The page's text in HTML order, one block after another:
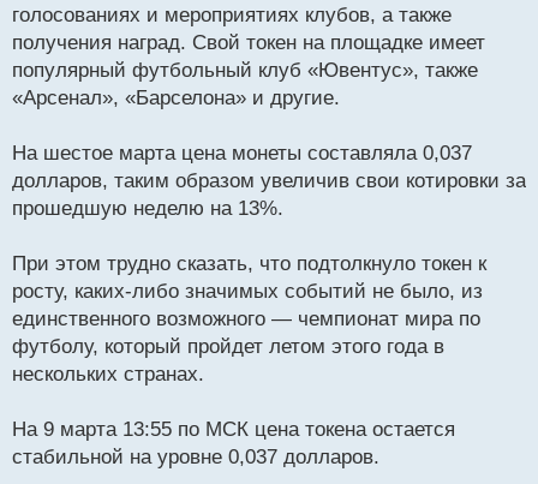
голосованиях и мероприятиях клубов, а также
получения наград. Свой токен на площадке имеет
популярный футбольный клуб «Ювентус», также
«Арсенал», «Барселона» и другие.
На шестое марта цена монеты составляла 0,037
долларов, таким образом увеличив свои котировки за
прошедшую неделю на 13%.
При этом трудно сказать, что подтолкнуло токен к
росту, каких-либо значимых событий не было, из
единственного возможного — чемпионат мира по
футболу, который пройдет летом этого года в
нескольких странах.
На 9 марта 13:55 по МСК цена токена остается
стабильной на уровне 0,037 долларов.